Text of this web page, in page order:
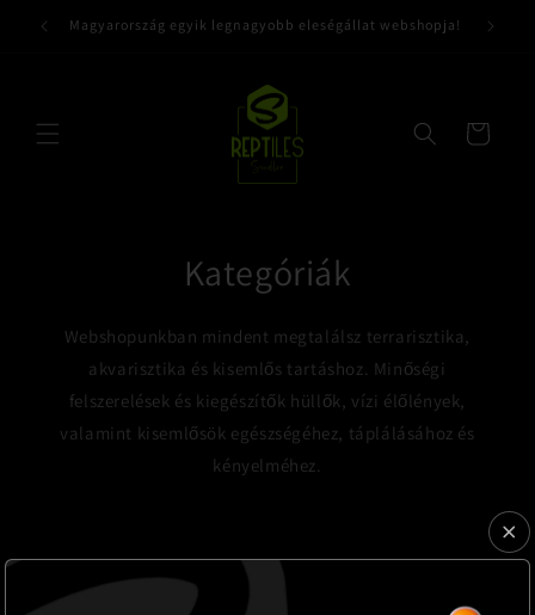
tartalomhoz
Magyarország egyik legnagyobb eleségállat webshopja!
Kosár
Kategóriák
Webshopunkban mindent megtalálsz terrarisztika,
akvarisztika és kisemlős tartáshoz. Minőségi
felszerelések és kiegészítők hüllők, vízi élőlények,
valamint kisemlősök egészségéhez, táplálásához és
kényelméhez.